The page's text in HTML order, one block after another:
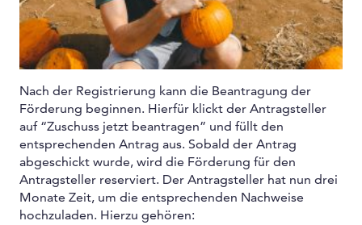
Nach der Registrierung kann die Beantragung der
Förderung beginnen. Hierfür klickt der Antragsteller
auf “Zuschuss jetzt beantragen” und füllt den
entsprechenden Antrag aus. Sobald der Antrag
abgeschickt wurde, wird die Förderung für den
Antragsteller reserviert. Der Antragsteller hat nun drei
Monate Zeit, um die entsprechenden Nachweise
hochzuladen. Hierzu gehören: